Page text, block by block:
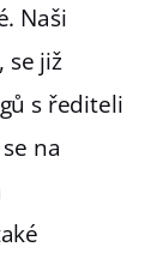
Naši
se již
s řediteli
na